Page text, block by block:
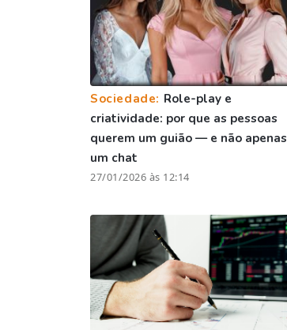
Sociedade: Role-play e
criatividade: por que as pessoas
querem um guião — e não apenas
um chat
27/01/2026 às 12:14